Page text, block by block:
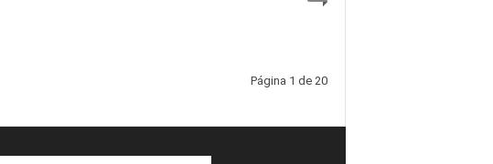
Página 1 de 20